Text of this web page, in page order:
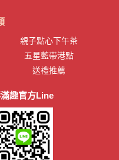
親子點心下午茶
五星藍帶港點
送禮推薦
趣官方Line